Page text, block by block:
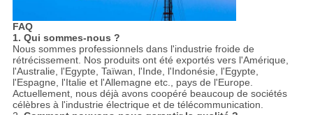
FAQ
1. Qui sommes-nous ?
Nous sommes professionnels dans l'industrie froide de
rétrécissement. Nos produits ont été exportés vers l'Amérique,
l'Australie, l'Egypte, Taïwan, l'Inde, l'Indonésie, l'Egypte,
l'Espagne, l'Italie et l'Allemagne etc., pays de l'Europe.
Actuellement, nous déjà avons coopéré beaucoup de sociétés
célèbres à l'industrie électrique et de télécommunication.